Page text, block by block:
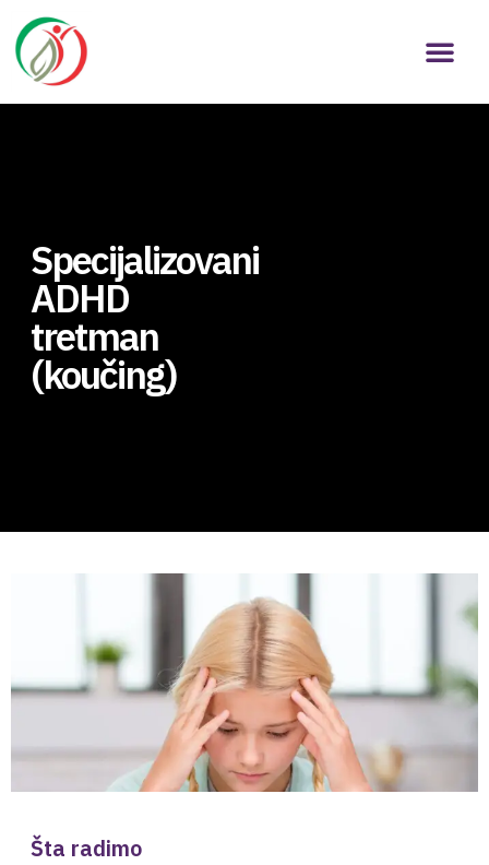
Specijalizovani
ADHD
tretman
(koučing)
Šta radimo